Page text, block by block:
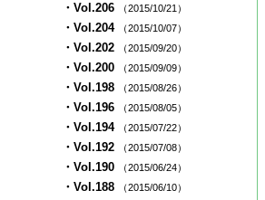
・Vol.206 （2015/10/21）
・Vol.204 （2015/10/07）
・Vol.202 （2015/09/20）
・Vol.200 （2015/09/09）
・Vol.198 （2015/08/26）
・Vol.196 （2015/08/05）
・Vol.194 （2015/07/22）
・Vol.192 （2015/07/08）
・Vol.190 （2015/06/24）
・Vol.188 （2015/06/10）